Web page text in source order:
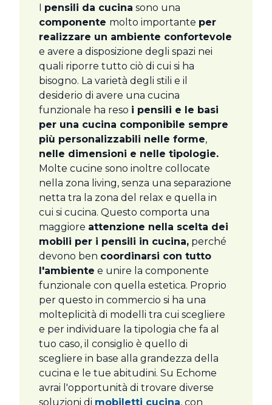
I pensili da cucina sono una
componente molto importante per
realizzare un ambiente confortevole
e avere a disposizione degli spazi nei
quali riporre tutto ciò di cui si ha
bisogno. La varietà degli stili e il
desiderio di avere una cucina
funzionale ha reso i pensili e le basi
per una cucina componibile sempre
più personalizzabili nelle forme,
nelle dimensioni e nelle tipologie.
Molte cucine sono inoltre collocate
nella zona living, senza una separazione
netta tra la zona del relax e quella in
cui si cucina. Questo comporta una
maggiore attenzione nella scelta dei
mobili per i pensili in cucina, perché
devono ben coordinarsi con tutto
l'ambiente e unire la componente
funzionale con quella estetica. Proprio
per questo in commercio si ha una
molteplicità di modelli tra cui scegliere
e per individuare la tipologia che fa al
tuo caso, il consiglio è quello di
scegliere in base alla grandezza della
cucina e le tue abitudini. Su Echome
avrai l'opportunità di trovare diverse
soluzioni di mobiletti cucina, con